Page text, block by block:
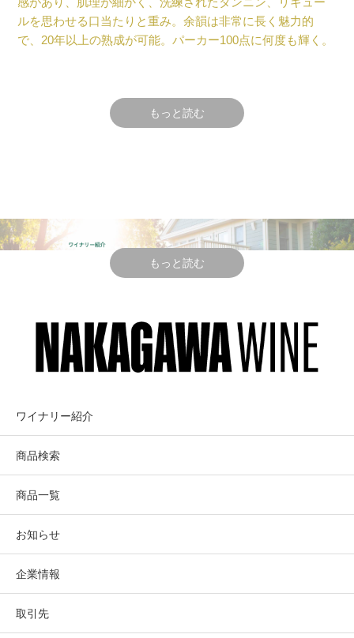
ルを思わせる口当たりと重み。余韻は非常に長く魅力的
で、20年以上の熟成が可能。パーカー100点に何度も輝く。
もっと読む
わいが幾重にも重なって躍動するような活力がある。
海鮮醤(中華調味料で甜面醤より濃厚な味わい)のような甘味
噌を思わせるエキゾチックなニュアンスが加わる。
ワインは大きな骨格とバランスのとれた構造を持ち、非常
もっと読む
QUILCEDA
CREEK
クィルシーダ・ク
リーク
パーカー100点に4回輝くワシントン・ワ
ツィンが創業したカルト・ワイナリー
ワイナリー紹介
商品検索
商品一覧
お知らせ
企業情報
取引先